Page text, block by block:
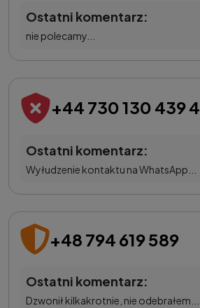
Ostatni komentarz:
nie polecamy...
+44 730 130 439 4
Ostatni komentarz:
Wyłudzenie kontaktu na WhatsApp...
+48 794 619 589
Ostatni komentarz:
Dzwonił kilkakrotnie, nie odebrałem...